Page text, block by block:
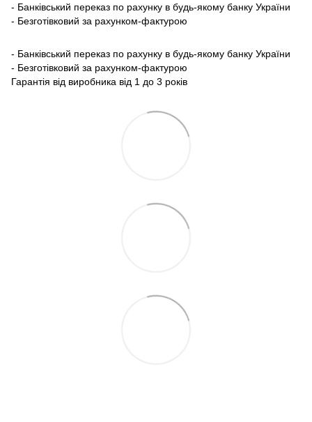
- Банківський переказ по рахунку в будь-якому банку України
- Безготівковий за рахунком-фактурою
- Банківський переказ по рахунку в будь-якому банку України
- Безготівковий за рахунком-фактурою
Гарантія від виробника від 1 до 3 років